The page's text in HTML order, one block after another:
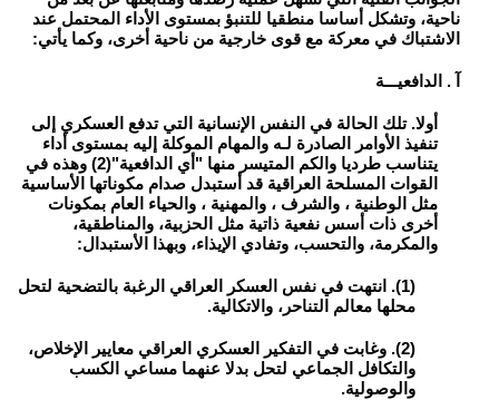
ناحية، وتشكل أساسا منطقيا للتنبؤ بمستوى الأداء المحتمل عند
الاشتباك في معركة مع قوى خارجية من ناحية أخرى، وكما يأتي:
آ . الدافعيـــة
أولا. تلك الحالة في النفس الإنسانية التي تدفع العسكري إلى
تنفيذ الأوامر الصادرة لـه والمهام الموكلة إليه بمستوى أداء
يتناسب طرديا والكم المتيسر منها "أي الدافعية"(2) وهذه في
القوات المسلحة العراقية قد أستبدل صدام مكوناتها الأساسية
مثل الوطنية ، والشرف ، والمهنية ، والحياء العام بمكونات
أخرى ذات أسس نفعية ذاتية مثل الحزبية، والمناطقية،
والمكرمة، والتحسب، وتفادي الإيذاء، وبهذا الأستبدال:
(1). انتهت في نفس العسكر العراقي الرغبة بالتضحية لتحل
محلها معالم التناحر، والاتكالية.
(2). وغابت في التفكير العسكري العراقي معايير الإخلاص،
والتكافل الجماعي لتحل بدلا عنهما مساعي الكسب
والوصولية.